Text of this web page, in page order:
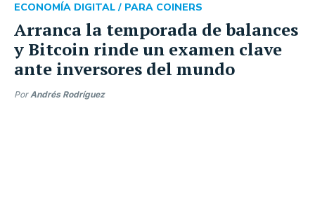
Arranca la temporada de balances
y Bitcoin rinde un examen clave
ante inversores del mundo
ECONOMÍA DIGITAL / PARA COINERS
PorAndrés Rodríguez